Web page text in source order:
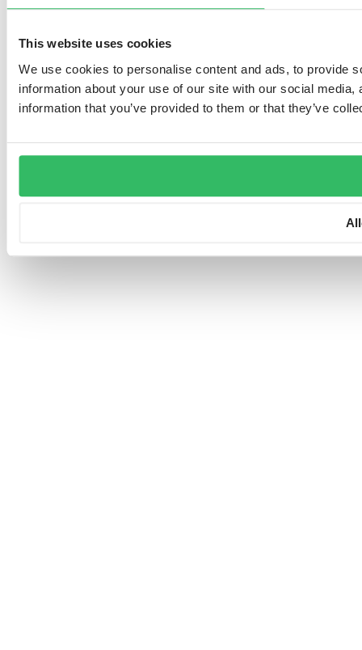
This website uses cookies
We use cookies to personalise content and ads, to provide
information about your use of our site with our social
information that you’ve provided to them or that they’ve